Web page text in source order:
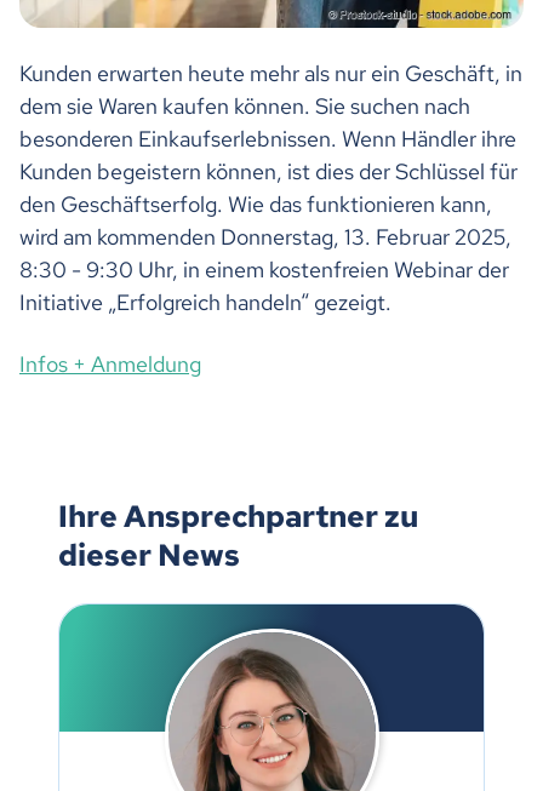
Kunden erwarten heute mehr als nur ein Geschäft, in
dem sie Waren kaufen können. Sie suchen nach
besonderen Einkaufserlebnissen. Wenn Händler ihre
Kunden begeistern können, ist dies der Schlüssel für
den Geschäftserfolg. Wie das funktionieren kann,
wird am kommenden Donnerstag, 13. Februar 2025,
8:30 - 9:30 Uhr, in einem kostenfreien Webinar der
Initiative „Erfolgreich handeln“ gezeigt.
Infos + Anmeldung
Ihre Ansprechpartner zu
dieser News